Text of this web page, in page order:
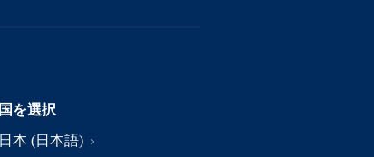
国を選択
日本 (日本語)